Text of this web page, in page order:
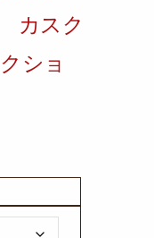
カスク
ショ